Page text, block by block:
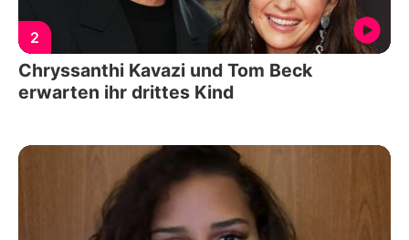
2
Chryssanthi Kavazi und Tom Beck
erwarten ihr drittes Kind